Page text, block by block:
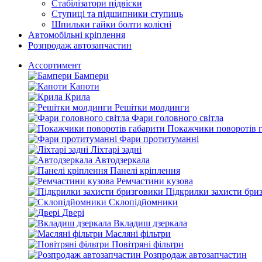
Стабілізатори підвіски
Ступиці та підшипники ступиць
Шпильки гайки болти колісні
Автомобільні кріплення
Розпродаж автозапчастин
Ассортимент
Бампери
Капоти
Крила
Решітки молдинги
Фари головного світла
Покажчики поворотів
Фари протитуманні
Ліхтарі задні
Автодзеркала
Панелі кріплення
Ремчастини кузова
Підкрилки захисти
Склопідйомники
Двері
Вкладиш дзеркала
Масляні фільтри
Повітряні фільтри
Розпродаж автозапчастин